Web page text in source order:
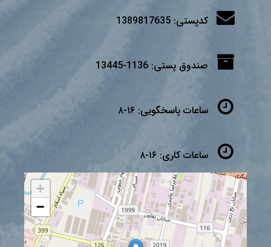
کدپستی: 1389817635
صندوق پستی: 1136-13445
ساعات پاسخگویی: ۱۶-۸
ساعات کاری: ۱۶-۸
+
−